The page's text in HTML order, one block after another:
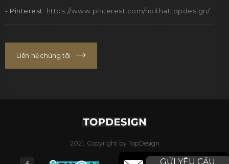
- Pinterest: https://www.pinterest.com/noithattopdesign/
LIên hệ chúng tôi
2021. Copyright by TopDesign
GỬI YÊU CẦU